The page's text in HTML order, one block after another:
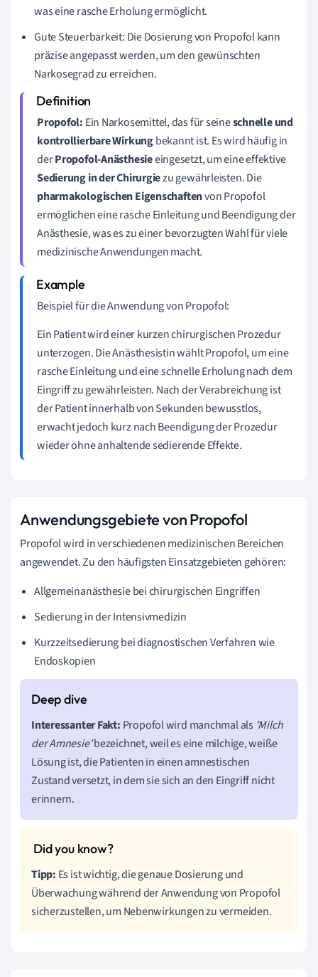
was eine rasche Erholung ermöglicht.
Gute Steuerbarkeit: Die Dosierung von Propofol kann
präzise angepasst werden, um den gewünschten
Narkosegrad zu erreichen.
Propofol: Ein Narkosemittel, das für seineschnelle und
kontrollierbare Wirkungbekannt ist. Es wird häufig in
derPropofol-Anästhesieeingesetzt, um eine effektive
Sedierung in der Chirurgiezu gewährleisten. Die
pharmakologischen Eigenschaftenvon Propofol
ermöglichen eine rasche Einleitung und Beendigung der
Anästhesie, was es zu einer bevorzugten Wahl für viele
medizinische Anwendungen macht.
Beispiel für die Anwendung von Propofol:
Ein Patient wird einer kurzen chirurgischen Prozedur
unterzogen. Die Anästhesistin wählt Propofol, um eine
rasche Einleitung und eine schnelle Erholung nach dem
Eingriff zu gewährleisten. Nach der Verabreichung ist
der Patient innerhalb von Sekunden bewusstlos,
erwacht jedoch kurz nach Beendigung der Prozedur
wieder ohne anhaltende sedierende Effekte.
Anwendungsgebiete von Propofol
Propofol wird in verschiedenen medizinischen Bereichen
angewendet. Zu den häufigsten Einsatzgebieten gehören:
Allgemeinanästhesie bei chirurgischen Eingriffen
Sedierung in der Intensivmedizin
Kurzzeitsedierung bei diagnostischen Verfahren wie
Endoskopien
Interessanter Fakt: Propofol wird manchmal als 'Milch
der Amnesie'bezeichnet, weil es eine milchige, weiße
Lösung ist, die Patienten in einen amnestischen
Zustand versetzt, in dem sie sich an den Eingriff nicht
erinnern.
Tipp: Es ist wichtig, die genaue Dosierung und
Überwachung während der Anwendung von Propofol
sicherzustellen, um Nebenwirkungen zu vermeiden.